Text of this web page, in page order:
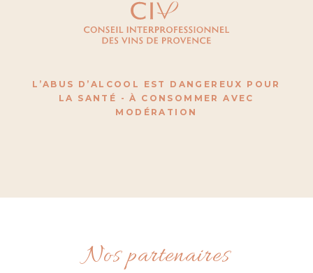
L’ABUS D’ALCOOL EST DANGEREUX POUR
LA SANTÉ - À CONSOMMER AVEC
MODÉRATION
Nos partenaires